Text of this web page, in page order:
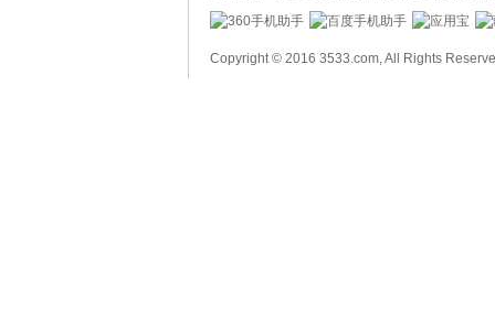
Copyright © 2016 3533.com, All Rights